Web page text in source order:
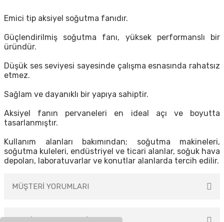
Emici tip aksiyel soğutma fanıdır.
Güçlendirilmiş soğutma fanı, yüksek performanslı bir
üründür.
Düşük ses seviyesi sayesinde çalışma esnasında rahatsız
etmez.
Sağlam ve dayanıklı bir yapıya sahiptir.
Aksiyel fanın pervaneleri en ideal açı ve boyutta
tasarlanmıştır.
Kullanım alanları bakımından; soğutma makineleri,
soğutma kuleleri, endüstriyel ve ticari alanlar, soğuk hava
depoları, laboratuvarlar ve konutlar alanlarda tercih edilir.
MÜŞTERİ YORUMLARI